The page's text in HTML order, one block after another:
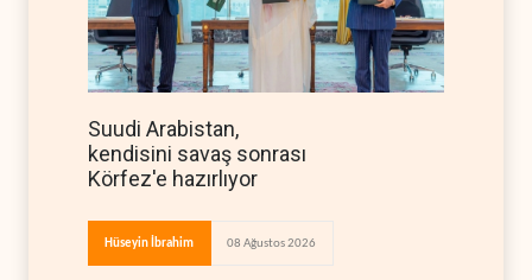
Suudi Arabistan,
kendisini savaş sonrası
Körfez'e hazırlıyor
Hüseyin İbrahim 08 Ağustos 2026